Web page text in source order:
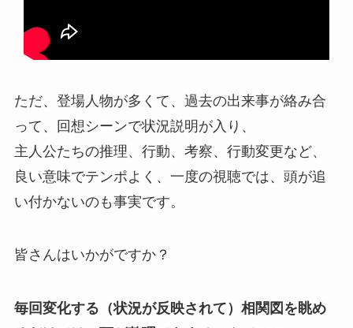
ただ、登場人物が多くて、過去の出来事が絡み合
って、回想シーンで状況説明が入り、
主人公たちの推理、行動、考察、行動変更など、
良い意味でテンポよく、一度の視聴では、頭が追
い付かないのも事実です。
皆さんはいかがですか？
毎回変化する（状況が反映されて）相関図を眺め